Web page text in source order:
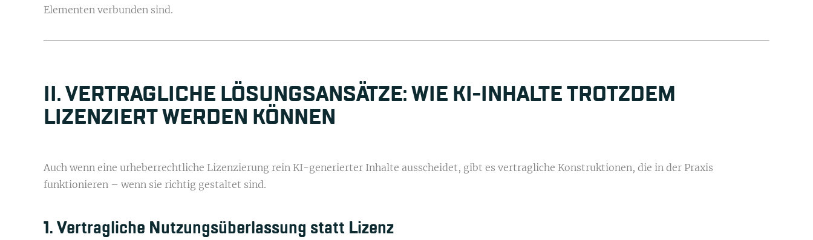
Elementen verbunden sind.
II. VERTRAGLICHE LÖSUNGSANSÄTZE: WIE KI-INHALTE TROTZDEM
LIZENZIERT WERDEN KÖNNEN
Auch wenn eine urheberrechtliche Lizenzierung rein KI-generierter Inhalte ausscheidet, gibt es vertragliche Konstruktionen, die in der Praxis
funktionieren – wenn sie richtig gestaltet sind.
1. Vertragliche Nutzungsüberlassung statt Lizenz